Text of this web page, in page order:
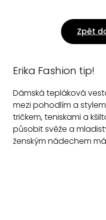
Zpět
Erika Fashion tip!
Dámská tepláková
mezi pohodlím a
tričkem, teniskami a
působit svěže a
ženským nádechem